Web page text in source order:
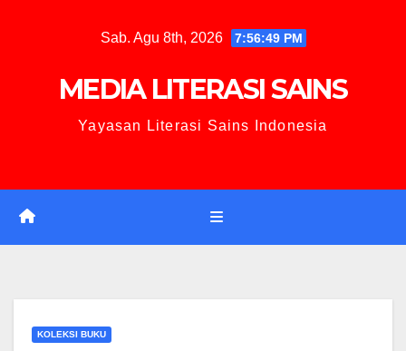
Sab. Agu 8th, 2026 7:56:50 PM
MEDIA LITERASI SAINS
Yayasan Literasi Sains Indonesia
KOLEKSI BUKU